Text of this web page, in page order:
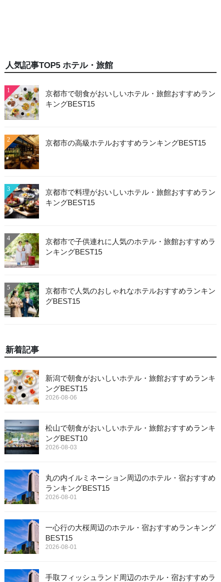
人気記事TOP5 ホテル・旅館
1
京都市で朝食がおいしいホテル・旅館おすすめラン
キングBEST15
2 京都市の高級ホテルおすすめランキングBEST15
3
京都市で料理がおいしいホテル・旅館おすすめラン
キングBEST15
4
京都市で子供連れに人気のホテル・旅館おすすめラ
ンキングBEST15
5
京都市で人気のおしゃれなホテルおすすめランキン
グBEST15
新着記事
新潟で朝食がおいしいホテル・旅館おすすめランキ
ングBEST15
2026-08-06
松山で朝食がおいしいホテル・旅館おすすめランキ
ングBEST10
2026-08-03
丸の内イルミネーション周辺のホテル・宿おすすめ
ランキングBEST15
2026-08-01
一心行の大桜周辺のホテル・宿おすすめランキング
BEST15
2026-08-01
手取フィッシュランド周辺のホテル・宿おすすめラ